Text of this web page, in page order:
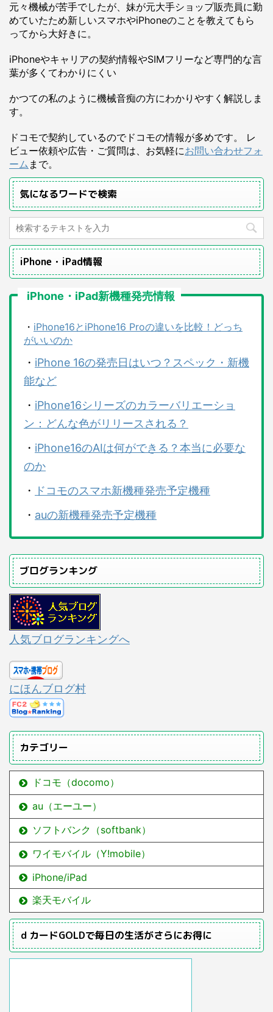
元々機械が苦手でしたが、妹が元大手ショップ販売員に勤
めていたため新しいスマホやiPhoneのことを教えてもら
ってから大好きに。
iPhoneやキャリアの契約情報やSIMフリーなど専門的な言
葉が多くてわかりにくい
かつての私のように機械音痴の方にわかりやすく解説しま
す。
ドコモで契約しているのでドコモの情報が多めです。 レ
ビュー依頼や広告・ご質問は、お気軽にお問い合わせフォ
ーム まで。
気になるワードで検索
iPhone・iPad情報
iPhone・iPad新機種発売情報
・ iPhone16とiPhone16 Proの違いを比較！どっち
がいいのか
・ iPhone 16の発売日はいつ？スペック・新機
能など
・ iPhone16シリーズのカラーバリエーショ
ン：どんな色がリリースされる？
・ iPhone16のAIは何ができる？本当に必要な
のか
・
ドコモのスマホ新機種発売予定機種
・ auの新機種発売予定機種
ブログランキング
人気ブログランキングへ
にほんブログ村
カテゴリー
ドコモ（docomo）
au（エーユー）
ソフトバンク（softbank）
ワイモバイル（Y!mobile）
iPhone/iPad
楽天モバイル
ｄカードGOLDで毎日の生活がさらにお得に